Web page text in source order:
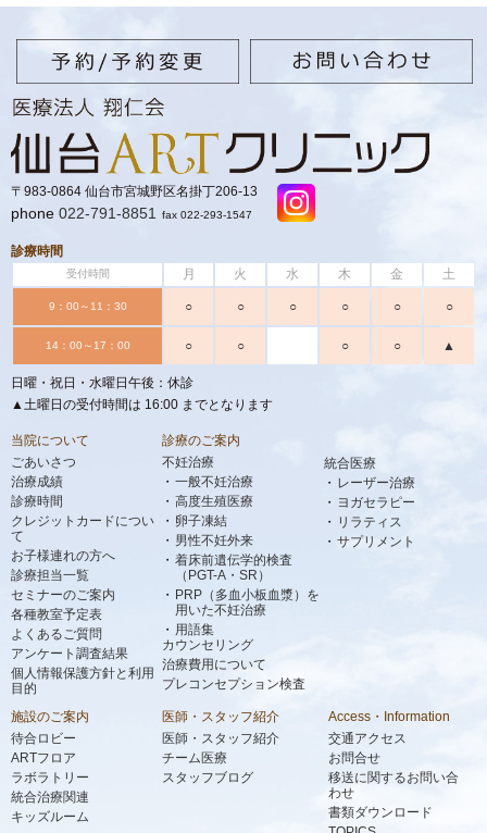
〒983-0864 仙台市宮城野区名掛丁206-13
phone 022-791-8851 fax 022-293-1547
診療時間
受付時間 月 火 水 木 金 土
9：00～11：30 ○ ○ ○ ○ ○ ○
14：00～17：00 ○ ○ ○ ○ ▲
日曜・祝日・水曜日午後：休診
▲土曜日の受付時間は 16:00 までとなります
当院について
ごあいさつ
治療成績
診療時間
クレジットカードについ
て
お子様連れの方へ
診療担当一覧
セミナーのご案内
各種教室予定表
よくあるご質問
アンケート調査結果
個人情報保護方針と利用
目的
診療のご案内
不妊治療
一般不妊治療
高度生殖医療
卵子凍結
男性不妊外来
着床前遺伝学的検査
（PGT-A・SR）
PRP（多血小板血漿）を
用いた不妊治療
用語集
カウンセリング
治療費用について
プレコンセプション検査
統合医療
レーザー治療
ヨガセラピー
リラティス
サプリメント
施設のご案内
待合ロビー
ARTフロア
ラボラトリー
統合治療関連
キッズルーム
医師・スタッフ紹介
医師・スタッフ紹介
チーム医療
スタッフブログ
Access・Information
交通アクセス
お問合せ
移送に関するお問い合
わせ
書類ダウンロード